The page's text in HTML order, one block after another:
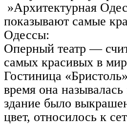
»Архитектурная
показывают самые
Одессы:
Оперный театр —
самых красивых в
Гостиница
время она
здание было
цвет, относилось к